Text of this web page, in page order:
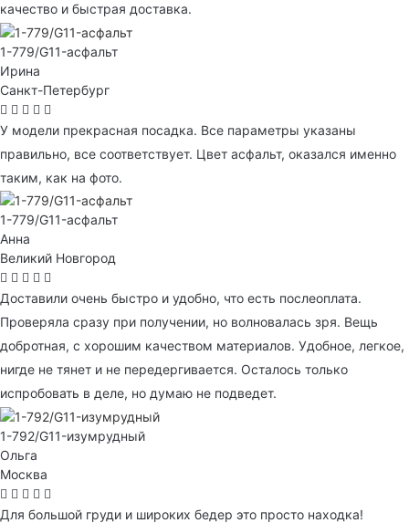
качество и быстрая доставка.
1-779/G11-асфальт
Ирина
Санкт-Петербург
У модели прекрасная посадка. Все параметры указаны
правильно, все соответствует. Цвет асфальт, оказался именно
таким, как на фото.
1-779/G11-асфальт
Анна
Великий Новгород
Доставили очень быстро и удобно, что есть послеоплата.
Проверяла сразу при получении, но волновалась зря. Вещь
добротная, с хорошим качеством материалов. Удобное, легкое,
нигде не тянет и не передергивается. Осталось только
испробовать в деле, но думаю не подведет.
1-792/G11-изумрудный
Ольга
Москва
Для большой груди и широких бедер это просто находка!